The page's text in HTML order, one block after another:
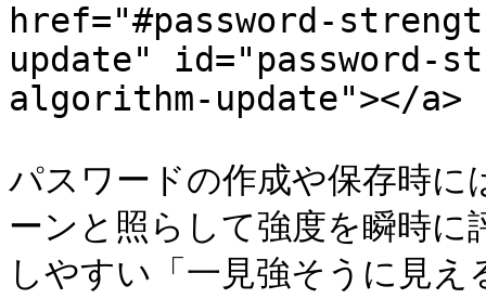
href="#password-
update" id="password-
algorithm-update"></a>
パスワードの作成や保存時に
ーンと照らして強度を瞬時
しやすい「一見強そうに見